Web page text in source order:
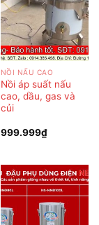
NỒI NẤU CAO
Nồi áp suất nấu
cao, dầu, gas và
củi
999.999₫